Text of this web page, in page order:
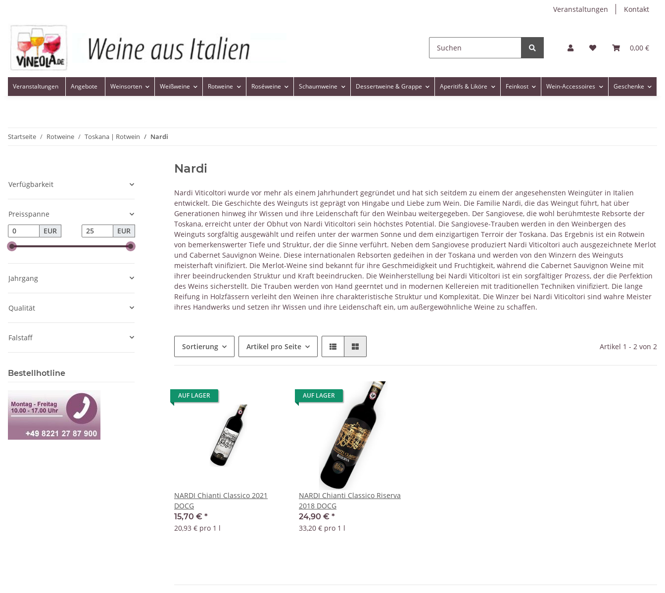
Veranstaltungen Kontakt
0,00 €
Veranstaltungen Angebote Weinsorten Weißweine Rotweine Roséweine Schaumweine Dessertweine & Grappe Aperitifs & Liköre Feinkost Wein-Accessoires Geschenke
Startseite Rotweine Toskana | Rotwein Nardi
Nardi
Nardi Viticoltori wurde vor mehr als einem Jahrhundert gegründet und hat sich seitdem zu einem der angesehensten Weingüter in Italien
entwickelt. Die Geschichte des Weinguts ist geprägt von Hingabe und Liebe zum Wein. Die Familie Nardi, die das Weingut führt, hat über
Generationen hinweg ihr Wissen und ihre Leidenschaft für den Weinbau weitergegeben. Der Sangiovese, die wohl berühmteste Rebsorte der
Toskana, erreicht unter der Obhut von Nardi Viticoltori sein höchstes Potential. Die Sangiovese-Trauben werden in den Weinbergen des
Weinguts sorgfältig ausgewählt und reifen unter der warmen Sonne und dem einzigartigen Terroir der Toskana. Das Ergebnis ist ein Rotwein
von bemerkenswerter Tiefe und Struktur, der die Sinne verführt. Neben dem Sangiovese produziert Nardi Viticoltori auch ausgezeichnete Merlot
und Cabernet Sauvignon Weine. Diese internationalen Rebsorten gedeihen in der Toskana und werden von den Winzern des Weinguts
meisterhaft vinifiziert. Die Merlot-Weine sind bekannt für ihre Geschmeidigkeit und Fruchtigkeit, während die Cabernet Sauvignon Weine mit
ihrer beeindruckenden Struktur und Kraft beeindrucken. Die Weinherstellung bei Nardi Viticoltori ist ein sorgfältiger Prozess, der die Perfektion
des Weins sicherstellt. Die Trauben werden von Hand geerntet und in modernen Kellereien mit traditionellen Techniken vinifiziert. Die lange
Reifung in Holzfässern verleiht den Weinen ihre charakteristische Struktur und Komplexität. Die Winzer bei Nardi Viticoltori sind wahre Meister
ihres Handwerks und setzen ihr Wissen und ihre Leidenschaft ein, um außergewöhnliche Weine zu schaffen.
Sortierung Artikel pro Seite Artikel 1 - 2 von 2
AUF LAGER
NARDI Chianti Classico 2021
DOCG
15,70 € *
20,93 € pro 1 l
AUF LAGER
NARDI Chianti Classico Riserva
2018 DOCG
24,90 € *
33,20 € pro 1 l
Verfügbarkeit
Preisspanne
EUR
EUR
Jahrgang
Qualität
Falstaff
Bestellhotline